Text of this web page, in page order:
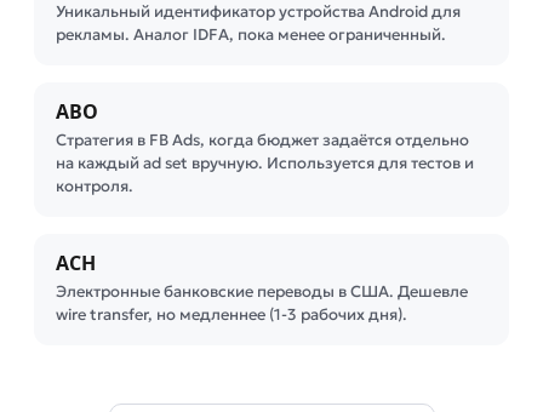
Уникальный идентификатор устройства Android для
рекламы. Аналог IDFA, пока менее ограниченный.
ABO
Стратегия в FB Ads, когда бюджет задаётся отдельно
на каждый ad set вручную. Используется для тестов и
контроля.
ACH
Электронные банковские переводы в США. Дешевле
wire transfer, но медленнее (1-3 рабочих дня).